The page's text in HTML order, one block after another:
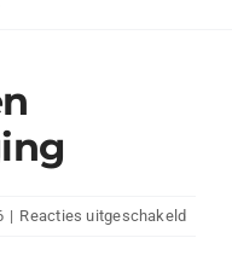
| Reacties uitgeschakeldvoor